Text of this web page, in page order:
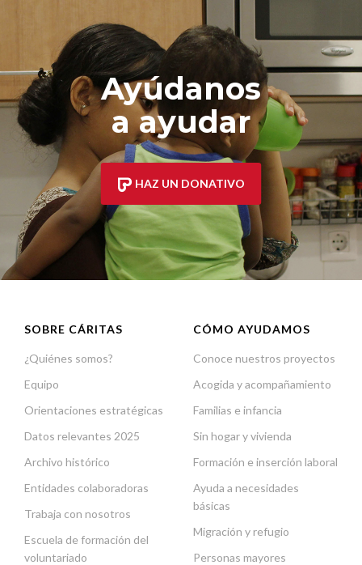
Ayúdanos
a ayudar
HAZ UN DONATIVO
SOBRE CÁRITAS
¿Quiénes somos?
Equipo
Orientaciones estratégicas
Datos relevantes 2025
Archivo histórico
Entidades colaboradoras
Trabaja con nosotros
Escuela de formación del
voluntariado
CÓMO AYUDAMOS
Conoce nuestros proyectos
Acogida y acompañamiento
Familias e infancia
Sin hogar y vivienda
Formación e inserción laboral
Ayuda a necesidades
básicas
Migración y refugio
Personas mayores